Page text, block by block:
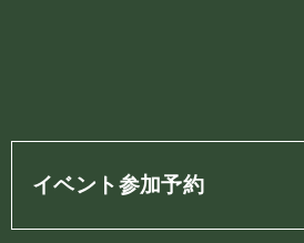
イベント参加予約